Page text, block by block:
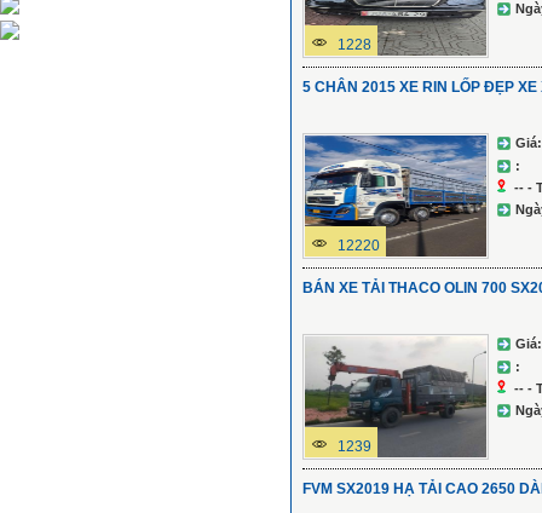
1228
5 CHÂN 2015 XE RIN LỐP ĐẸP XE
12220
Giá:
:
-- -
BÁN XE TẢI THACO OLIN 700
1239
Giá:
:
-- -
FVM SX2019 HẠ TẢI CAO 2650